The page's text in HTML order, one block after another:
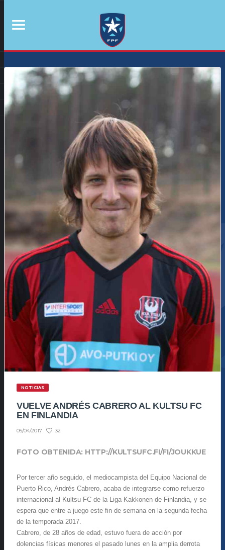
NOTICIAS
VUELVE ANDRÉS CABRERO AL KULTSU FC
EN FINLANDIA
05/04/2017 32
FOTO OBTENIDA: HTTP://KULTSUFC.FI/FI/JOUKKUE
Por tercer año seguido, el mediocampista del Equipo Nacional de
Puerto Rico, Andrés Cabrero, acaba de integrarse como refuerzo
internacional al Kultsu FC de la Liga Kakkonen de Finlandia, y se
espera que entre a juego este fin de semana en la segunda fecha
de la temporada 2017.
Cabrero, de 28 años de edad, estuvo fuera de acción por
dolencias físicas menores el pasado lunes en la amplia derrota